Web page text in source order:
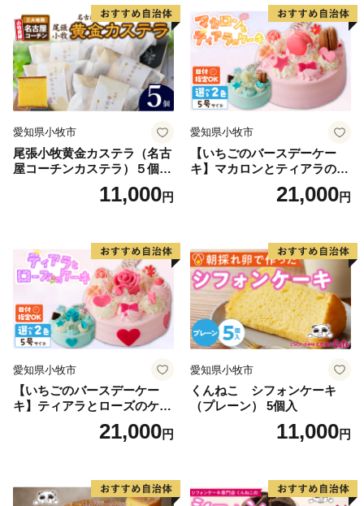
三盆 小牧銘菓 バウムクーヘ
ン 常温 愛知県 小牧市 アンプ
チベアやぐま
愛知県小牧市
尾張小牧黄金カステラ（名古
屋コーチンカステラ）５個入
名古屋コーチン カステラ ザ
ラメ 常温 愛知県 小牧市 アン
11,000円
愛知県小牧市
【いちごのバースデーケー
キ】マカロンとティアラのケ
ーキ スイーツ 日時指定可 デ
ザート 洋菓子 お取り寄せ 愛
デコレーションケーキ ホー
ルケーキ
21,000円
愛知県小牧市
【いちごのバースデーケー
キ】ティアラとローズのケー
キ スイーツ デザート 洋菓
子 お取り寄せ 愛知県 小牧市
レーション ホールケーキ 日
時指定可
21,000円
愛知県小牧市
くんねこ シフォンケーキ
（プレーン） 5個入
11,000円